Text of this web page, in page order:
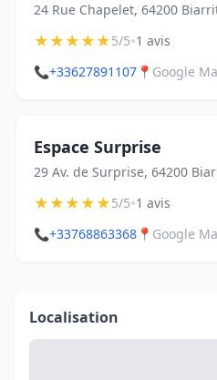
24 Rue Chapelet, 64200
★★★★★5/5•1 avis
📞+33627891107 📍 Google
Espace Surprise
29 Av. de Surprise, 64200
★★★★★5/5•1 avis
📞+33768863368 📍 Google
Localisation